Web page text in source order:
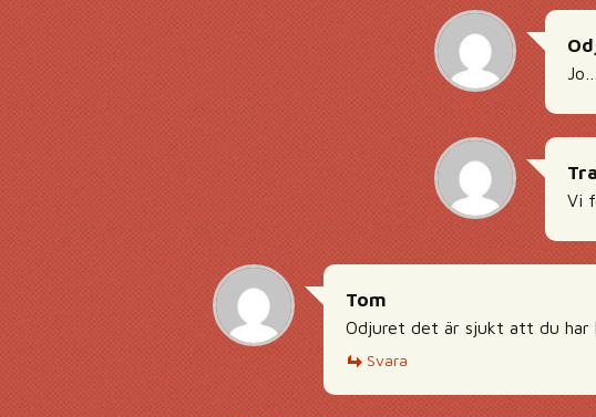
Vi
Tom
Odjuret det är sjukt att du har
Svara